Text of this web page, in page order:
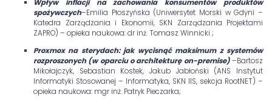
Wpływ inflacji na zachowania konsumentów produktów
spożywczych–Emilia Płoszyńska (Uniwersytet Morski w Gdyni –
Katedra Zarządzania i Ekonomii, SKN Zarządzania Projektami
ZAPRO) – opieka naukowa: dr inż. Tomasz Winnicki ;
Proxmox na sterydach: jak wycisnąć maksimum z systemów
rozproszonych (w oparciu o architekturę on-premise)–Bartosz
Mikołajczyk, Sebastian Kostek, Jakub Jabłoński (ANS Instytut
Informatyki Stosowanej – Informatyka, SKN IIS, sekcja RootNET) –
opieka naukowa: mgr inż. Patryk Pieczarka;